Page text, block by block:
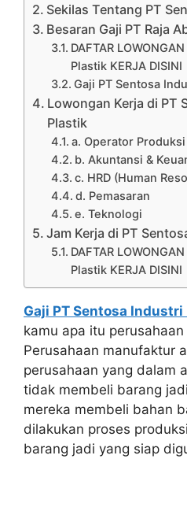
Sekilas Tentang PT
Besaran Gaji PT Raja
DAFTAR
Plastik KERJA DISINI
Gaji PT Sentosa
Lowongan Kerja di PT
Plastik
a. Operator Produksi
b. Akuntansi &
c. HRD (Human
d. Pemasaran
e. Teknologi
Jam Kerja di PT
DAFTAR
Plastik KERJA DISINI
Gaji PT Sentosa
kamu apa itu
Perusahaan manufaktur
perusahaan yang dalam
tidak membeli barang
mereka membeli bahan
dilakukan proses
barang jadi yang siap